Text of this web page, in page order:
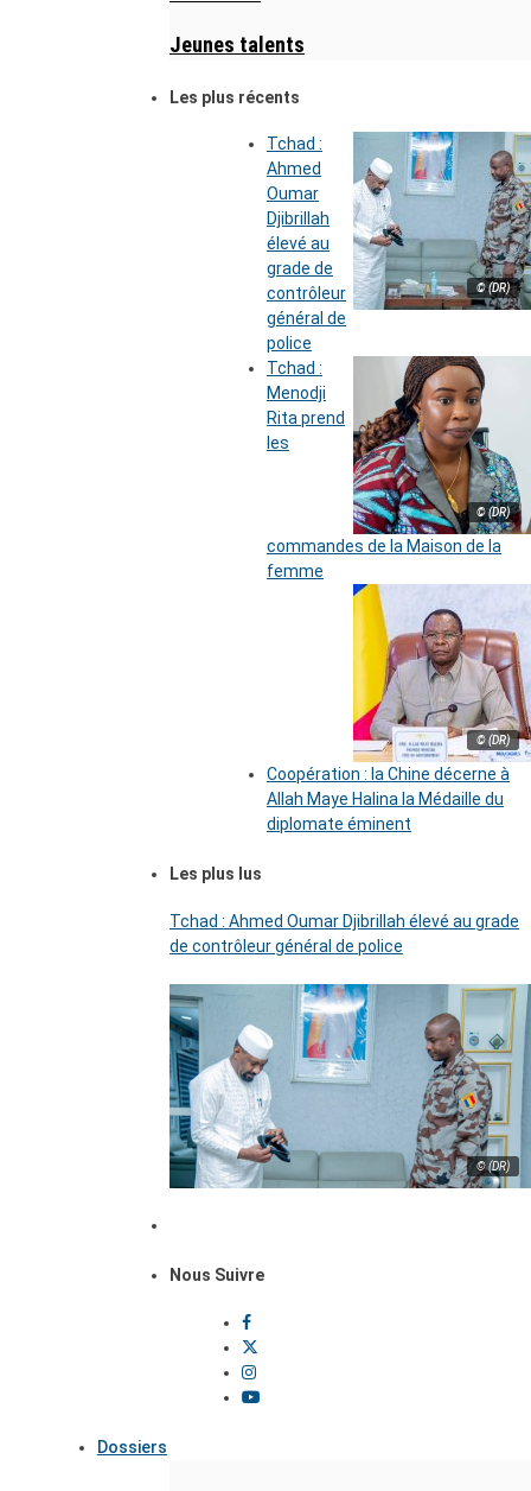
Jeunes talents
Les plus récents
© (DR)
Tchad :
Ahmed
Oumar
Djibrillah
élevé au
grade de
contrôleur
général de
police
© (DR)
Tchad :
Menodji
Rita prend
les
commandes de la Maison de la
femme
© (DR)
Coopération : la Chine décerne à
Allah Maye Halina la Médaille du
diplomate éminent
Les plus lus
Tchad : Ahmed Oumar Djibrillah élevé au grade
de contrôleur général de police
© (DR)
Nous Suivre
Dossiers